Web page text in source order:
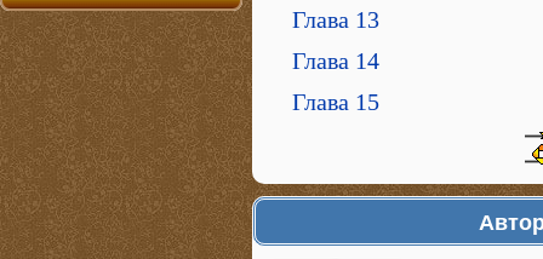
Глава 13
Глава 14
Глава 15